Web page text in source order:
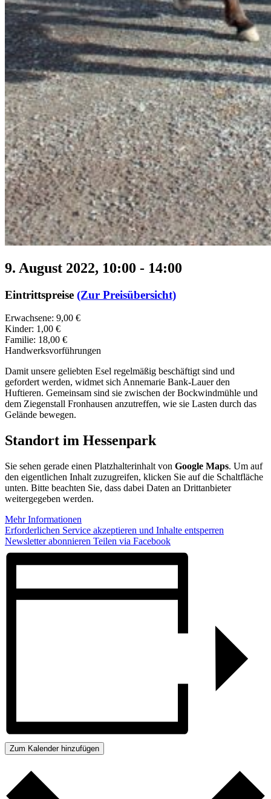
9. August 2022, 10:00 - 14:00
Eintrittspreise (Zur Preisübersicht)
Erwachsene: 9,00 €
Kinder: 1,00 €
Familie: 18,00 €
Handwerksvorführungen
Damit unsere geliebten Esel regelmäßig beschäftigt sind und
gefordert werden, widmet sich Annemarie Bank-Lauer den
Huftieren. Gemeinsam sind sie zwischen der Bockwindmühle und
dem Ziegenstall Fronhausen anzutreffen, wie sie Lasten durch das
Gelände bewegen.
Standort im Hessenpark
Sie sehen gerade einen Platzhalterinhalt von Google Maps. Um auf
den eigentlichen Inhalt zuzugreifen, klicken Sie auf die Schaltfläche
unten. Bitte beachten Sie, dass dabei Daten an Drittanbieter
weitergegeben werden.
Mehr Informationen
Erforderlichen Service akzeptieren und Inhalte entsperren
Newsletter abonnieren Teilen via Facebook
Zum Kalender hinzufügen